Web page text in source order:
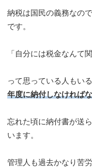
納税は国民の義務なの
です。
「自分には税金なんて
って思っている人もい
年度に納付しなければ
忘れた頃に納付書が送
います。
管理人も過去かなり苦